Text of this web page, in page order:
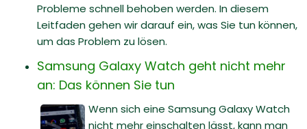
Probleme schnell behoben werden. In diesem
Leitfaden gehen wir darauf ein, was Sie tun können,
um das Problem zu lösen.
Samsung Galaxy Watch geht nicht mehr
an: Das können Sie tun
Wenn sich eine Samsung Galaxy Watch
nicht mehr einschalten lässt, kann man